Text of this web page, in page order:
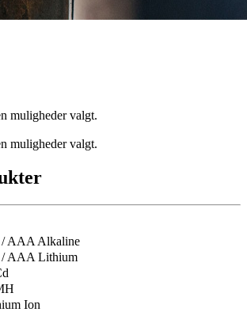
muligheder valgt.
muligheder valgt.
AAA Alkaline
AAA Lithium
Ion